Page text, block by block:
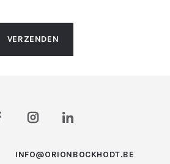
VERZENDEN
INFO@ORIONBOCKHODT.BE